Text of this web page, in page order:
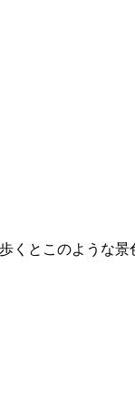
とこのような景